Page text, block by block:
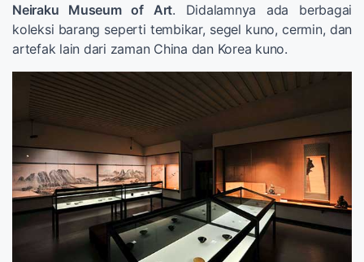
Neiraku Museum of Art. Didalamnya ada berbagai
koleksi barang seperti tembikar, segel kuno, cermin, dan
artefak lain dari zaman China dan Korea kuno.